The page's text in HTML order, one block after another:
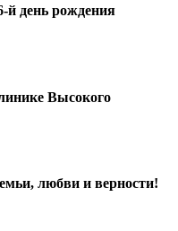
й день рождения
Высокого
любви и верности!